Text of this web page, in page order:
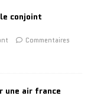
conjoint
Commentaires
une air france